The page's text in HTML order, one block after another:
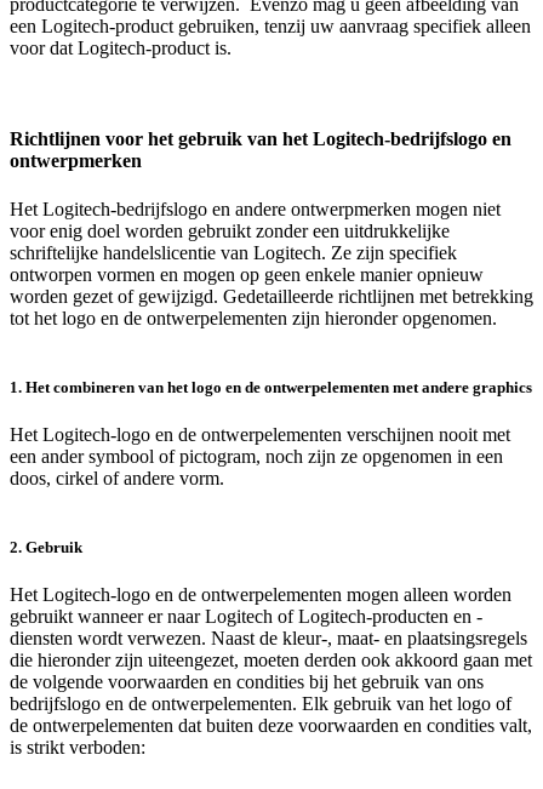
productcategorie te verwijzen. Evenzo mag u geen afbeelding van
een Logitech-product gebruiken, tenzij uw aanvraag specifiek alleen
voor dat Logitech-product is.
Richtlijnen voor het gebruik van het Logitech-bedrijfslogo en
ontwerpmerken
Het Logitech-bedrijfslogo en andere ontwerpmerken mogen niet
voor enig doel worden gebruikt zonder een uitdrukkelijke
schriftelijke handelslicentie van Logitech. Ze zijn specifiek
ontworpen vormen en mogen op geen enkele manier opnieuw
worden gezet of gewijzigd. Gedetailleerde richtlijnen met betrekking
tot het logo en de ontwerpelementen zijn hieronder opgenomen.
1. Het combineren van het logo en de ontwerpelementen met andere graphics
Het Logitech-logo en de ontwerpelementen verschijnen nooit met
een ander symbool of pictogram, noch zijn ze opgenomen in een
doos, cirkel of andere vorm.
2. Gebruik
Het Logitech-logo en de ontwerpelementen mogen alleen worden
gebruikt wanneer er naar Logitech of Logitech-producten en -
diensten wordt verwezen. Naast de kleur-, maat- en plaatsingsregels
die hieronder zijn uiteengezet, moeten derden ook akkoord gaan met
de volgende voorwaarden en condities bij het gebruik van ons
bedrijfslogo en de ontwerpelementen. Elk gebruik van het logo of
de ontwerpelementen dat buiten deze voorwaarden en condities valt,
is strikt verboden: